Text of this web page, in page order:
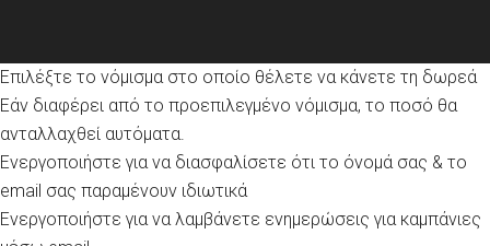
Επιλέξτε το νόμισμα στο οποίο θέλετε να κάνετε τη δωρεά
Εάν διαφέρει από το προεπιλεγμένο νόμισμα, το ποσό θα
ανταλλαχθεί αυτόματα.
Ενεργοποιήστε για να διασφαλίσετε ότι το όνομά σας & το
email σας παραμένουν ιδιωτικά
Ενεργοποιήστε για να λαμβάνετε ενημερώσεις για καμπάνιες